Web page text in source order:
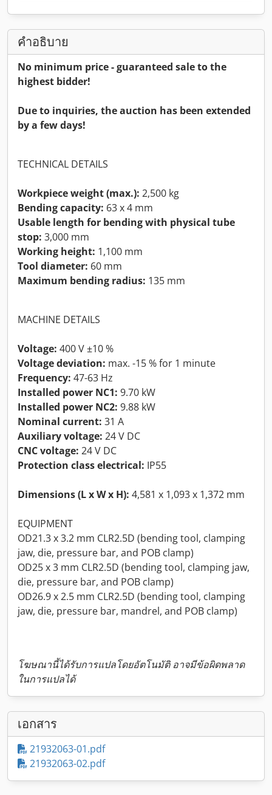
คำอธิบาย
No minimum price - guaranteed sale to the
highest bidder!
Due to inquiries, the auction has been extended
by a few days!
TECHNICAL DETAILS
Workpiece weight (max.): 2,500 kg
Bending capacity: 63 x 4 mm
Usable length for bending with physical tube
stop: 3,000 mm
Working height: 1,100 mm
Tool diameter: 60 mm
Maximum bending radius: 135 mm
MACHINE DETAILS
Voltage: 400 V ±10 %
Voltage deviation: max. -15 % for 1 minute
Frequency: 47-63 Hz
Installed power NC1: 9.70 kW
Installed power NC2: 9.88 kW
Nominal current: 31 A
Auxiliary voltage: 24 V DC
CNC voltage: 24 V DC
Protection class electrical: IP55
Dimensions (L x W x H): 4,581 x 1,093 x 1,372 mm
EQUIPMENT
OD21.3 x 3.2 mm CLR2.5D (bending tool, clamping
jaw, die, pressure bar, and POB clamp)
OD25 x 3 mm CLR2.5D (bending tool, clamping jaw,
die, pressure bar, and POB clamp)
OD26.9 x 2.5 mm CLR2.5D (bending tool, clamping
jaw, die, pressure bar, mandrel, and POB clamp)
โฆษณานี้ได้รับการแปลโดยอัตโนมัติ อาจมีข้อผิดพลาด
ในการแปลได้
เอกสาร
21932063-01.pdf
21932063-02.pdf